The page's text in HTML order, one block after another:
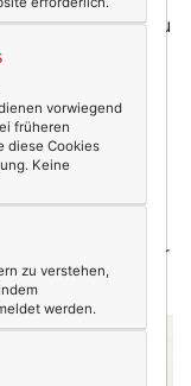
Das Pony zu
das Resthaar
höre ich
nach
selbst zur
Wieder
Haaren vor
vorwiegend
früheren
diese Cookies
Keine
zu verstehen,
werden.